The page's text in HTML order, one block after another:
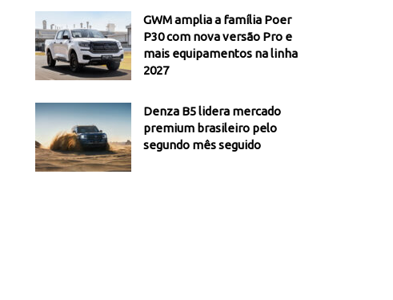
GWM amplia a família Poer
P30 com nova versão Pro e
mais equipamentos na linha
2027
Denza B5 lidera mercado
premium brasileiro pelo
segundo mês seguido